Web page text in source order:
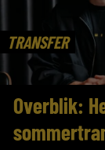
TRANSFER
Overblik: